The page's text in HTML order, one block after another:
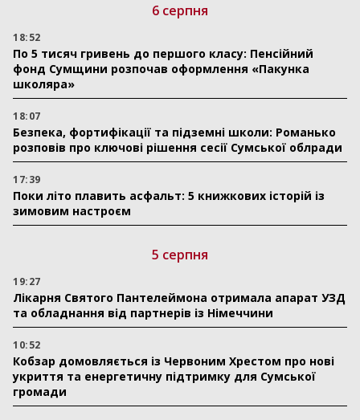
6 серпня
18:52
По 5 тисяч гривень до першого класу: Пенсійний
фонд Сумщини розпочав оформлення «Пакунка
школяра»
18:07
Безпека, фортифікації та підземні школи: Романько
розповів про ключові рішення сесії Сумської облради
17:39
Поки літо плавить асфальт: 5 книжкових історій із
зимовим настроєм
5 серпня
19:27
Лікарня Святого Пантелеймона отримала апарат УЗД
та обладнання від партнерів із Німеччини
10:52
Кобзар домовляється із Червоним Хрестом про нові
укриття та енергетичну підтримку для Сумської
громади